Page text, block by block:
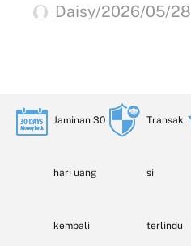
Daisy/2026/05/28
Jaminan 30
hari uang
kembali
Transak
si
terlindu